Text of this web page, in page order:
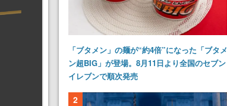
「ブタメン」の麺が“約4倍”になった「ブタメ
ン超BIG」が登場。8月11日より全国のセブン
イレブンで順次発売
2